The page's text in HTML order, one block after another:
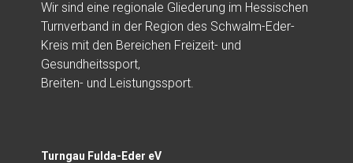
Wir sind eine regionale Gliederung im Hessischen
Turnverband in der Region des Schwalm-Eder-
Kreis mit den Bereichen Freizeit- und
Gesundheitssport,
Breiten- und Leistungssport.
Turngau Fulda-Eder eV